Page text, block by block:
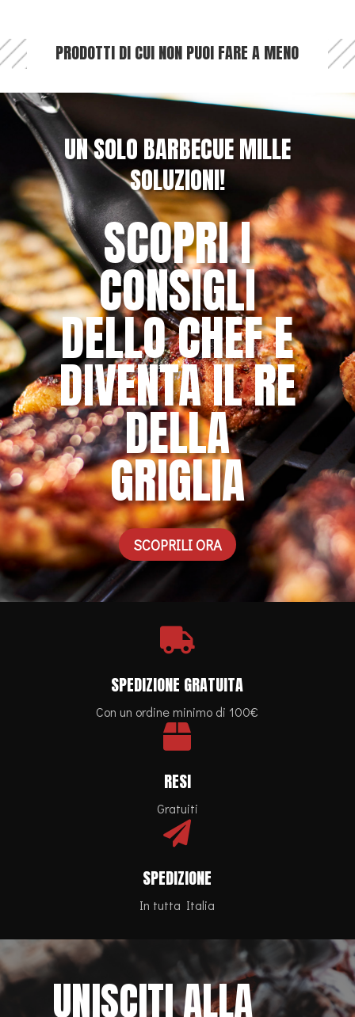
PRODOTTI DI CUI NON PUOI FARE A MENO
UN SOLO BARBECUE MILLE
SOLUZIONI!
SCOPRI I
CONSIGLI
DELLO CHEF E
DIVENTA IL RE
DELLA
GRIGLIA
SCOPRILI ORA

SPEDIZIONE GRATUITA
Con un ordine minimo di 100€

RESI
Gratuiti

SPEDIZIONE
In tutta Italia
UNISCITI ALLA